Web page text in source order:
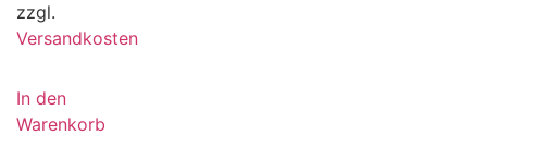
zzgl.
Versandkosten
In den
Warenkorb